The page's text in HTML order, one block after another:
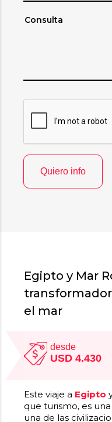
Egipto y Mar
el mar
desde
USD 4.430
Este viaje a Egipto
que turismo, es
una de las